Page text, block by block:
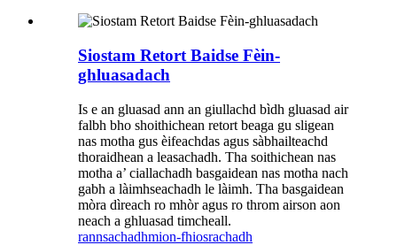
Siostam Retort Baidse Fèin-
ghluasadach
Is e an gluasad ann an giullachd bìdh gluasad air
falbh bho shoithichean retort beaga gu sligean
nas motha gus èifeachdas agus sàbhailteachd
thoraidhean a leasachadh. Tha soithichean nas
motha a’ ciallachadh basgaidean nas motha nach
gabh a làimhseachadh le làimh. Tha basgaidean
mòra dìreach ro mhòr agus ro throm airson aon
neach a ghluasad timcheall.
rannsachadhmion-fhiosrachadh